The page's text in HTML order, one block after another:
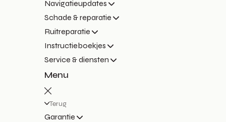
Navigatieupdates
Schade & reparatie
Ruitreparatie
Instructieboekjes
Service & diensten
Menu
Terug
Garantie